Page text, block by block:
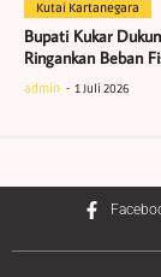
Kutai Kartanegara
Bupati Kukar
Ringankan Beban
admin 1 Juli 2026